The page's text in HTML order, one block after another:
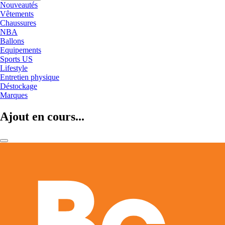
Nouveautés
Vêtements
Chaussures
NBA
Ballons
Equipements
Sports US
Lifestyle
Entretien physique
Déstockage
Marques
Ajout en cours...